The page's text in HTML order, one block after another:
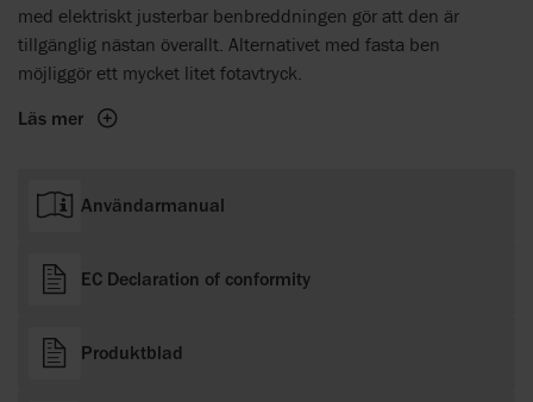
med elektriskt justerbar benbreddningen gör att den är
tillgänglig nästan överallt. Alternativet med fasta ben
möjliggör ett mycket litet fotavtryck.
Läs mer
Användarmanual
EC Declaration of conformity
Produktblad